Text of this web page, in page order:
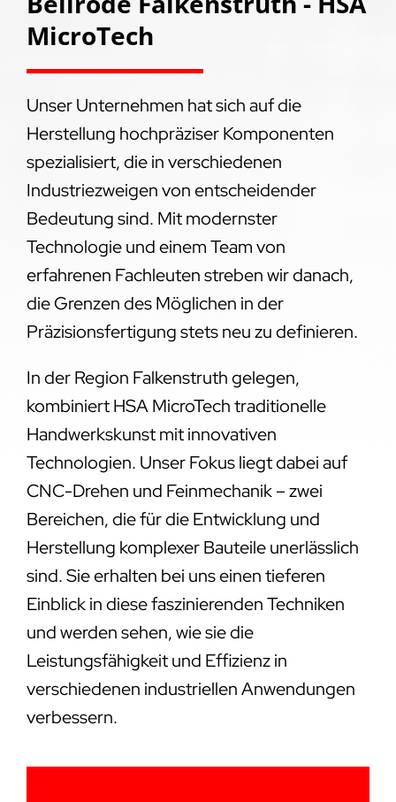
MicroTech
Unser Unternehmen hat sich auf die
Herstellung hochpräziser Komponenten
spezialisiert, die in verschiedenen
Industriezweigen von entscheidender
Bedeutung sind. Mit modernster
Technologie und einem Team von
erfahrenen Fachleuten streben wir danach,
die Grenzen des Möglichen in der
Präzisionsfertigung stets neu zu definieren.
In der Region Falkenstruth gelegen,
kombiniert HSA MicroTech traditionelle
Handwerkskunst mit innovativen
Technologien. Unser Fokus liegt dabei auf
CNC-Drehen und Feinmechanik – zwei
Bereichen, die für die Entwicklung und
Herstellung komplexer Bauteile unerlässlich
sind. Sie erhalten bei uns einen tieferen
Einblick in diese faszinierenden Techniken
und werden sehen, wie sie die
Leistungsfähigkeit und Effizienz in
verschiedenen industriellen Anwendungen
verbessern.